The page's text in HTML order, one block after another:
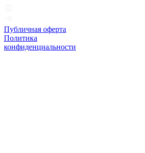
Публичная оферта
Политика
конфиденциальности